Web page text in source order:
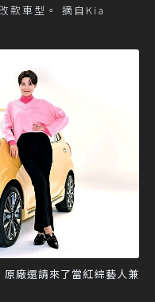
款車型。 摘自Kia
廠還請來了當紅綜藝人兼